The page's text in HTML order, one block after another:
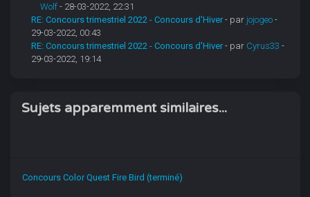
Wolf - 28-03-2022, 22:31
RE: Concours trimestriel 2022 - Concours d'Hiver - par jojogeo -
29-03-2022, 00:43
RE: Concours trimestriel 2022 - Concours d'Hiver - par Cyrus33 -
29-03-2022, 19:14
Sujets apparemment similaires...
Concours Color Quest Fire Bird (terminé)